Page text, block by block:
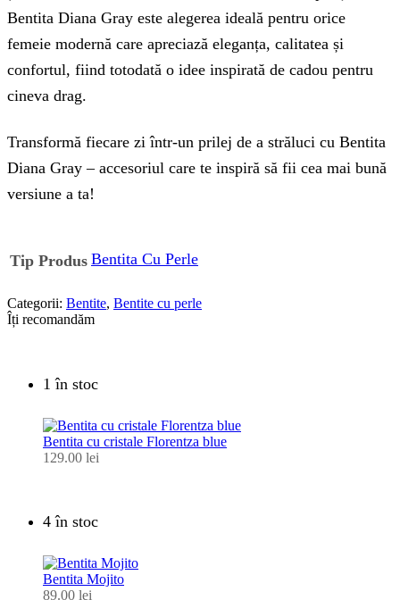
Bentita Diana Gray este alegerea ideală pentru orice
femeie modernă care apreciază eleganța, calitatea și
confortul, fiind totodată o idee inspirată de cadou pentru
cineva drag.
Transformă fiecare zi într-un prilej de a străluci cu Bentita
Diana Gray – accesoriul care te inspiră să fii cea mai bună
versiune a ta!
Tip Produs Bentita Cu Perle
Categorii: Bentite, Bentite cu perle
Îți recomandăm
1 în stoc
Bentita cu cristale Florentza blue
129.00 lei
4 în stoc
Bentita Mojito
89.00 lei